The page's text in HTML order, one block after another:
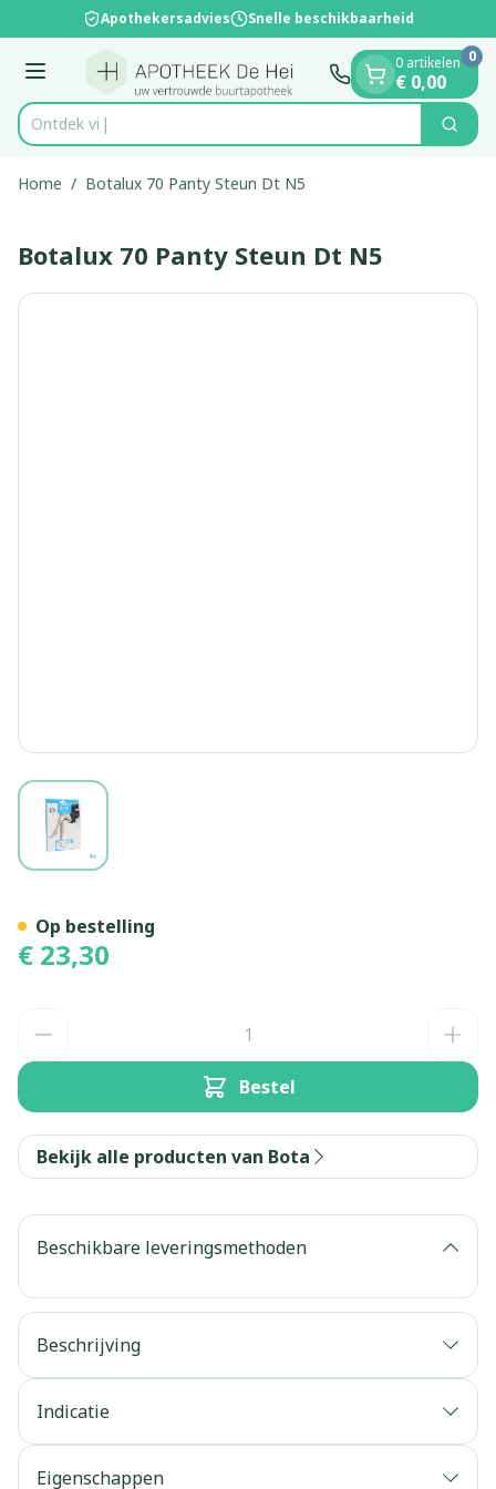
Ga naar de inhoud
1 van 1 Apothekersadvies Snelle beschikbaarheid
Menu
Product, merk, categorie...
On Zoek
0 artikelen
€ 0,00
0
Home / Botalux 70 Panty Steun Dt N5
Botalux 70 Panty Steun Dt N5
View larger image
€ 23,30
Bestel
Op bestelling
Bekijk alle producten van Bota
Beschikbare leveringsmethoden
Beschrijving
Indicatie
Eigenschappen